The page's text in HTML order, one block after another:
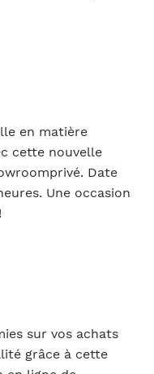
en matière
cette nouvelle
Date
Une occasion
sur vos achats
grâce à cette